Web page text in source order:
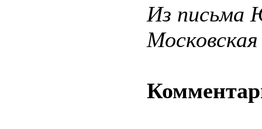
Из письма